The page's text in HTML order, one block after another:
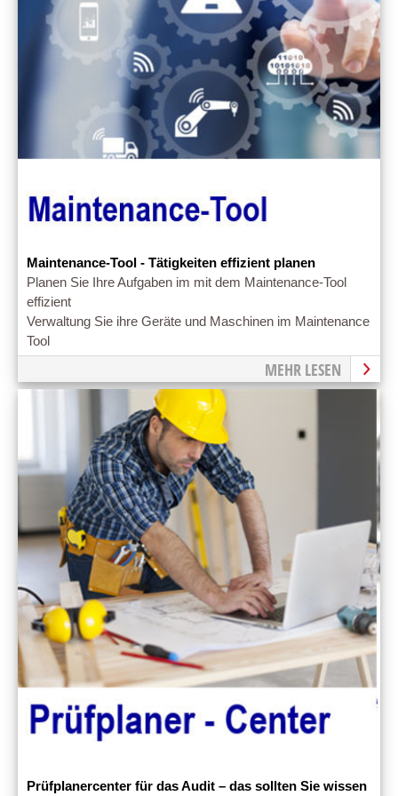
Maintenance-Tool - Tätigkeiten effizient planen
Planen Sie Ihre Aufgaben im mit dem Maintenance-Tool
effizient
Verwaltung Sie ihre Geräte und Maschinen im Maintenance
Tool
MEHR LESEN
Prüfplanercenter für das Audit – das sollten Sie wissen